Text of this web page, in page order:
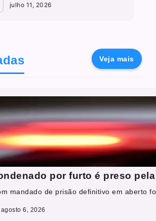
julho 11, 2026
Veja mais
por furto é preso
mandado de prisão definitivo em aberto
agosto 6, 2026